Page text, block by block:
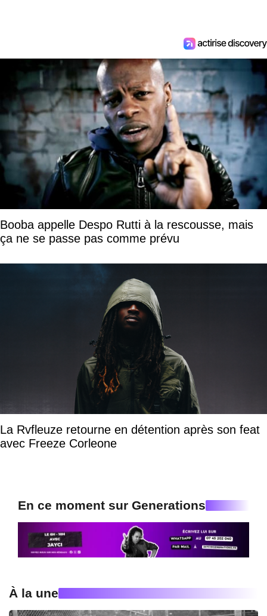
Booba appelle Despo Rutti à la rescousse, mais
ça ne se passe pas comme prévu
La Rvfleuze retourne en détention après son feat
avec Freeze Corleone
En ce moment sur Generations
À la une